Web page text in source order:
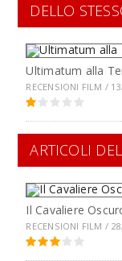
DELLO
Ultimatum alla
RECENSIONI FILM /
ARTICOLI
Il Cavaliere
RECENSIONI FILM /